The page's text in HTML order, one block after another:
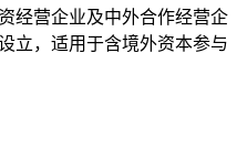
营企业及中外合作经营企
立，适用于含境外资本参与